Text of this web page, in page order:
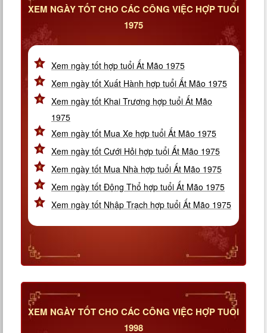
XEM NGÀY TỐT CHO CÁC CÔNG VIỆC HỢP TUỔI
1975
Xem ngày tốt hợp tuổi Ất Mão 1975
Xem ngày tốt Xuất Hành hợp tuổi Ất Mão 1975
Xem ngày tốt Khai Trương hợp tuổi Ất Mão
1975
Xem ngày tốt Mua Xe hợp tuổi Ất Mão 1975
Xem ngày tốt Cưới Hỏi hợp tuổi Ất Mão 1975
Xem ngày tốt Mua Nhà hợp tuổi Ất Mão 1975
Xem ngày tốt Động Thổ hợp tuổi Ất Mão 1975
Xem ngày tốt Nhập Trạch hợp tuổi Ất Mão 1975
XEM NGÀY TỐT CHO CÁC CÔNG VIỆC HỢP TUỔI
1998